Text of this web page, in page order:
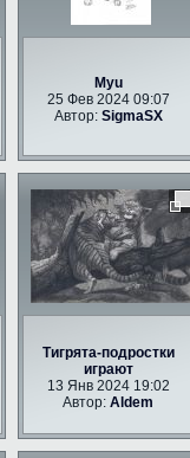
Myu
25 Фев 2024 09:07
Автор: SigmaSX
Тигрята-подростки
играют
13 Янв 2024 19:02
Автор:Aldem